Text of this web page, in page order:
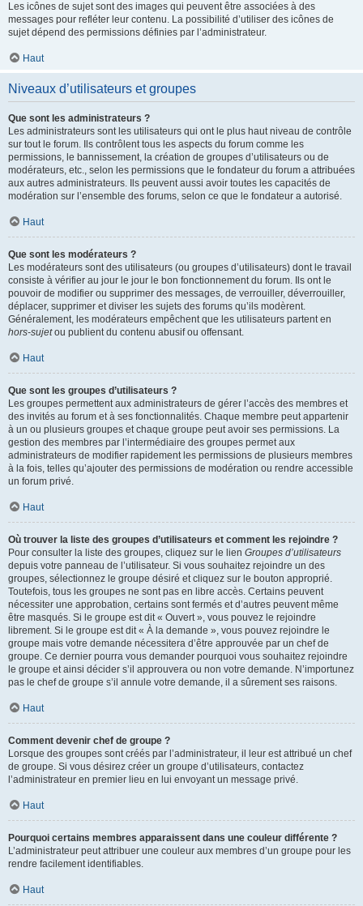
Les icônes de sujet sont des images qui peuvent être associées à des
messages pour refléter leur contenu. La possibilité d’utiliser des icônes de
sujet dépend des permissions définies par l’administrateur.
Haut
Niveaux d’utilisateurs et groupes
Que sont les administrateurs ?
Les administrateurs sont les utilisateurs qui ont le plus haut niveau de contrôle
sur tout le forum. Ils contrôlent tous les aspects du forum comme les
permissions, le bannissement, la création de groupes d’utilisateurs ou de
modérateurs, etc., selon les permissions que le fondateur du forum a attribuées
aux autres administrateurs. Ils peuvent aussi avoir toutes les capacités de
modération sur l’ensemble des forums, selon ce que le fondateur a autorisé.
Haut
Que sont les modérateurs ?
Les modérateurs sont des utilisateurs (ou groupes d’utilisateurs) dont le travail
consiste à vérifier au jour le jour le bon fonctionnement du forum. Ils ont le
pouvoir de modifier ou supprimer des messages, de verrouiller, déverrouiller,
déplacer, supprimer et diviser les sujets des forums qu’ils modèrent.
Généralement, les modérateurs empêchent que les utilisateurs partent en
hors-sujetou publient du contenu abusif ou offensant.
Haut
Que sont les groupes d’utilisateurs ?
Les groupes permettent aux administrateurs de gérer l’accès des membres et
des invités au forum et à ses fonctionnalités. Chaque membre peut appartenir
à un ou plusieurs groupes et chaque groupe peut avoir ses permissions. La
gestion des membres par l’intermédiaire des groupes permet aux
administrateurs de modifier rapidement les permissions de plusieurs membres
à la fois, telles qu’ajouter des permissions de modération ou rendre accessible
un forum privé.
Haut
Où trouver la liste des groupes d’utilisateurs et comment les rejoindre ?
Pour consulter la liste des groupes, cliquez sur le lien Groupes d’utilisateurs
depuis votre panneau de l’utilisateur. Si vous souhaitez rejoindre un des
groupes, sélectionnez le groupe désiré et cliquez sur le bouton approprié.
Toutefois, tous les groupes ne sont pas en libre accès. Certains peuvent
nécessiter une approbation, certains sont fermés et d’autres peuvent même
être masqués. Si le groupe est dit « Ouvert », vous pouvez le rejoindre
librement. Si le groupe est dit « À la demande », vous pouvez rejoindre le
groupe mais votre demande nécessitera d’être approuvée par un chef de
groupe. Ce dernier pourra vous demander pourquoi vous souhaitez rejoindre
le groupe et ainsi décider s’il approuvera ou non votre demande. N’importunez
pas le chef de groupe s’il annule votre demande, il a sûrement ses raisons.
Haut
Comment devenir chef de groupe ?
Lorsque des groupes sont créés par l’administrateur, il leur est attribué un chef
de groupe. Si vous désirez créer un groupe d’utilisateurs, contactez
l’administrateur en premier lieu en lui envoyant un message privé.
Haut
Pourquoi certains membres apparaissent dans une couleur différente ?
L’administrateur peut attribuer une couleur aux membres d’un groupe pour les
rendre facilement identifiables.
Haut